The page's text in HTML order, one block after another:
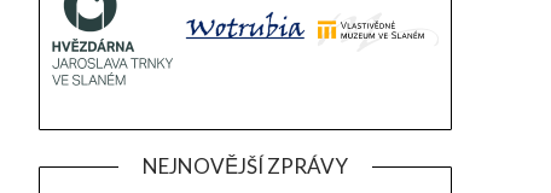
NEJNOVĚJŠÍ ZPRÁVY